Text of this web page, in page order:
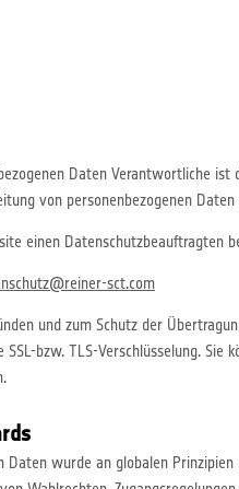
Daten Verantwortliche
von personenbezogenen
einen Datenschutzbeauftragten
sct.com
und zum Schutz der
bzw. TLS-Verschlüsselung.
Daten wurde an globalen